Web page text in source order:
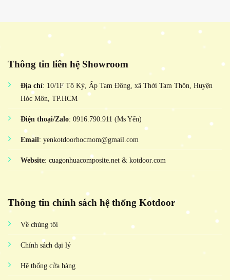
Thông tin liên hệ Showroom
Địa chỉ: 10/1F Tô Ký, Ấp Tam Đông, xã Thới Tam Thôn, Huyện
Hóc Môn, TP.HCM
Điện thoại/Zalo: 0916.790.911 (Ms Yến)
Email: yenkotdoorhocmom@gmail.com
Website: cuagonhuacomposite.net & kotdoor.com
Thông tin chính sách hệ thống Kotdoor
Về chúng tôi
Chính sách đại lý
Hệ thống cửa hàng